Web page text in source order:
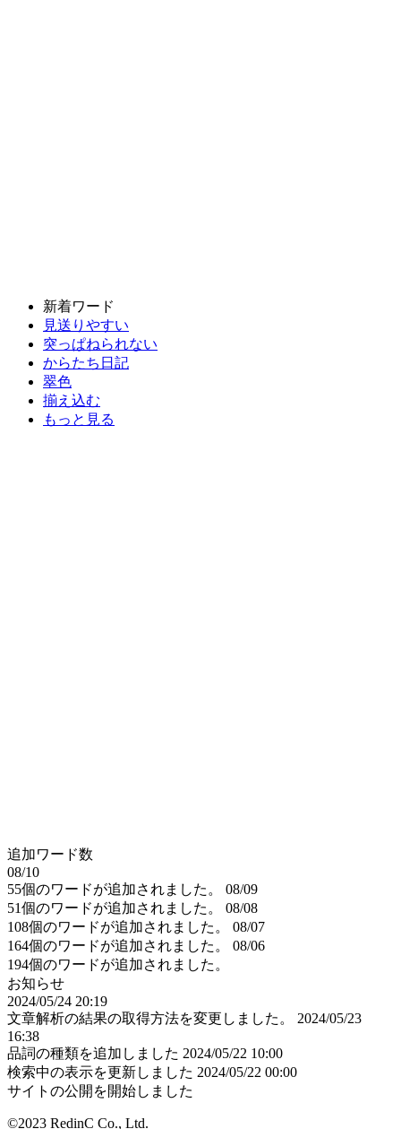
新着ワード
見送りやすい
突っぱねられない
からたち日記
翠色
揃え込む
もっと見る
追加ワード数
08/10
55個のワードが追加されました。
08/09
51個のワードが追加されました。
08/08
108個のワードが追加されました。
08/07
164個のワードが追加されました。
08/06
194個のワードが追加されました。
お知らせ
2024/05/24 20:19
文章解析の結果の取得方法を変更しました。
2024/05/23
16:38
品詞の種類を追加しました 2024/05/22 10:00
検索中の表示を更新しました 2024/05/22 00:00
サイトの公開を開始しました
©2023 RedinC Co., Ltd.